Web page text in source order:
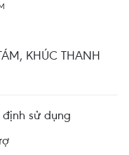
KHÚC THANH
sử dụng